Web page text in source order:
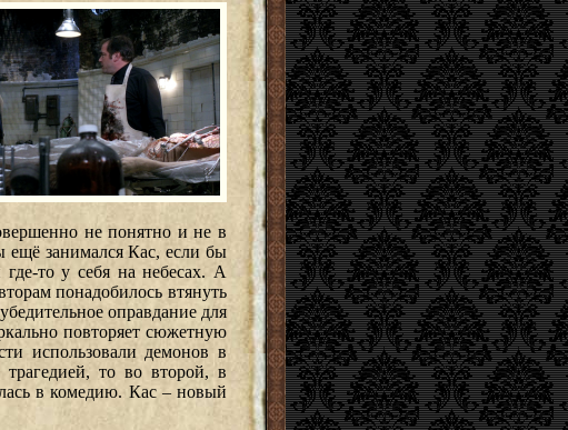
не понятно и не в
ещё занимался Кас, если бы
то у себя на небесах. А
понадобилось втянуть
оправдание для
повторяет сюжетную
использовали демонов в
то во второй, в
в комедию. Кас – новый